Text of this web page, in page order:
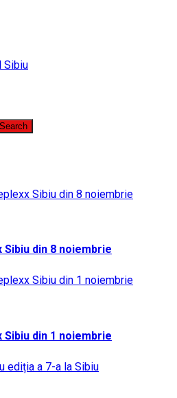
Sibiu
din 8 noiembrie
din 1 noiembrie